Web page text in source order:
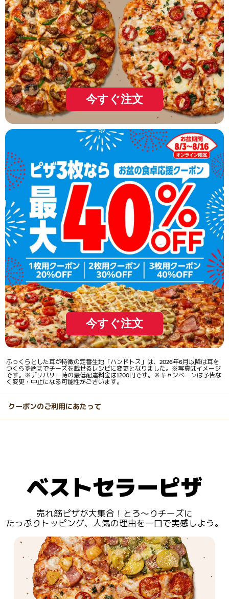
今すぐ注文
今すぐ注文
ふっくらとした耳が特徴の定番生地「ハンドトス」は、2026年6月以降は耳を
つくらず端までチーズを載せるレシピに変更となりました。※写真はイメージ
です。※デリバリー時の最低配達料金は1200円です。※キャンペーンは予告な
く変更・中止になる可能性がございます。
クーポンのご利用にあたって
ベストセラーピザ
売れ筋ピザが大集合！とろ〜りチーズに
たっぷりトッピング、人気の理由を一口で実感しよう。